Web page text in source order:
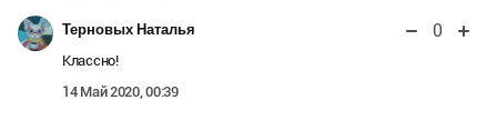
Терновых Наталья 0
Классно!
14 Май 2020, 00:39